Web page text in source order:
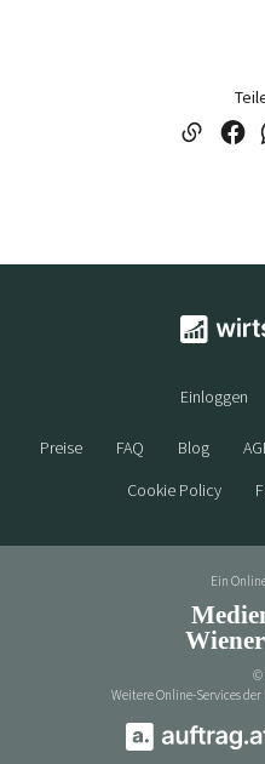
Einloggen
Preise FAQ Blog
Cookie Policy
Ein
©
Weitere Online-Services